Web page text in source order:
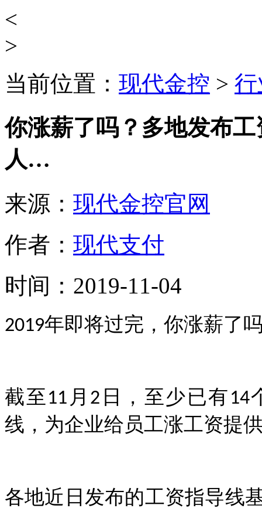
<
>
当前位置： 现代金控 >
你涨薪了吗？多地发布
人…
来源： 现代金控官网
作者： 现代支付
时间： 2019-11-04
2019年即将过完，你涨薪了
截至 11 月 2 日，至少已有 14
线，为企业给员工涨工资提
各地近日发布的工资指导线